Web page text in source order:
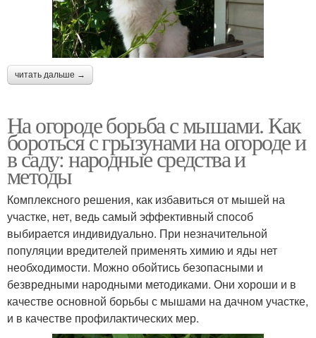
читать дальше →
На огороде борьба с мышами. Как
бороться с грызунами на огороде и
в саду: народные средства и
методы
Комплексного решения, как избавиться от мышей на
участке, нет, ведь самый эффективный способ
выбирается индивидуально. При незначительной
популяции вредителей применять химию и яды нет
необходимости. Можно обойтись безопасными и
безвредными народными методиками. Они хороши и в
качестве основной борьбы с мышами на дачном участке,
и в качестве профилактических мер.